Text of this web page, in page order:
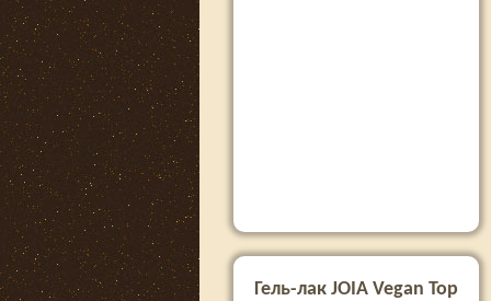
Гель-лак JOIA Vegan Top